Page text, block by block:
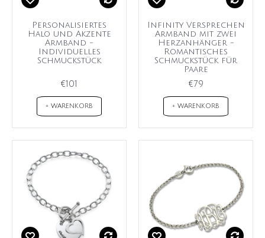
Personalisiertes
Halo und Akzente
Armband -
Individuelles
Schmuckstück
€101
+ WARENKORB
Infinity Versprechen
Armband mit zwei
Herzanhänger -
Romantisches
Schmuckstück für
Paare
€79
+ WARENKORB